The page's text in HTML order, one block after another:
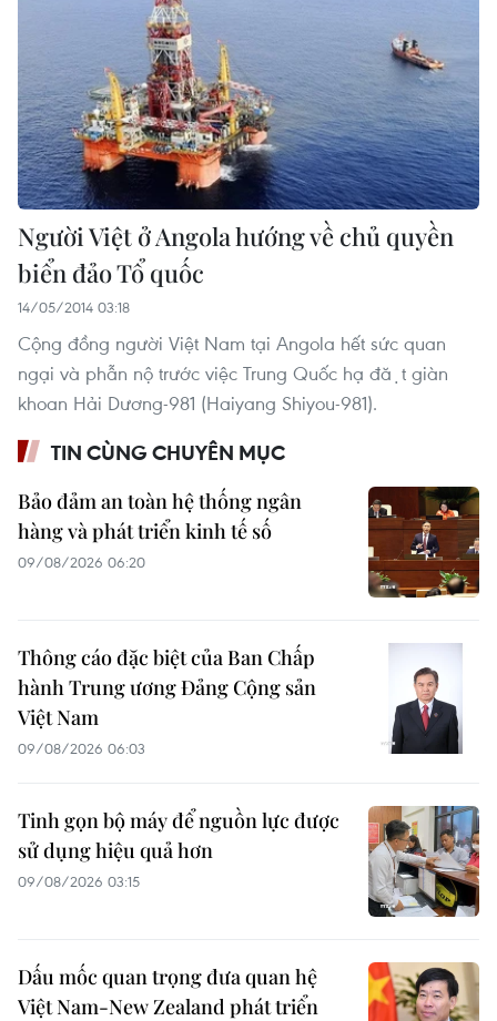
Người Việt ở Angola hướng về chủ quyền
biển đảo Tổ quốc
14/05/2014 03:18
Cộng đồng người Việt Nam tại Angola hết sức quan
ngại và phẫn nộ trước việc Trung Quốc hạ đặt giàn
khoan Hải Dương-981 (Haiyang Shiyou-981).
TIN CÙNG CHUYÊN MỤC
Bảo đảm an toàn hệ thống ngân
hàng và phát triển kinh tế số
09/08/2026 06:20
Thông cáo đặc biệt của Ban Chấp
hành Trung ương Đảng Cộng sản
Việt Nam
09/08/2026 06:03
Tinh gọn bộ máy để nguồn lực được
sử dụng hiệu quả hơn
09/08/2026 03:15
Dấu mốc quan trọng đưa quan hệ
Việt Nam-New Zealand phát triển